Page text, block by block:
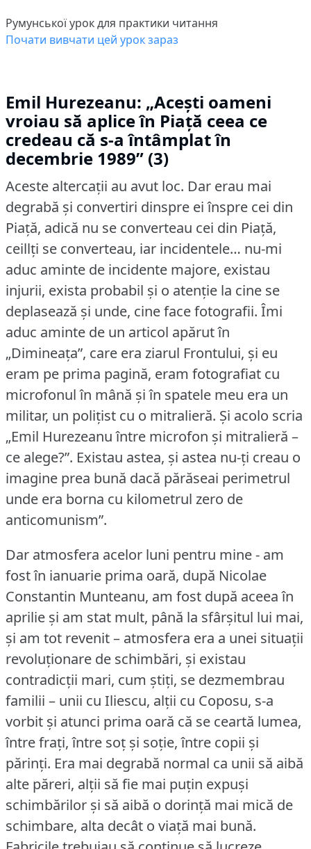
Румунської урок для практики читання
Почати вивчати цей урок зараз
Emil Hurezeanu: „Acești oameni
vroiau să aplice în Piață ceea ce
credeau că s-a întâmplat în
decembrie 1989” (3)
Aceste altercații au avut loc. Dar erau mai
degrabă și convertiri dinspre ei înspre cei din
Piață, adică nu se converteau cei din Piață,
ceillți se converteau, iar incidentele… nu-mi
aduc aminte de incidente majore, existau
injurii, exista probabil și o atenție la cine se
deplasează și unde, cine face fotografii. Îmi
aduc aminte de un articol apărut în
„Dimineața”, care era ziarul Frontului, și eu
eram pe prima pagină, eram fotografiat cu
microfonul în mână și în spatele meu era un
militar, un polițist cu o mitralieră. Și acolo scria
„Emil Hurezeanu între microfon și mitralieră –
ce alege?”. Existau astea, și astea nu-ți creau o
imagine prea bună dacă părăseai perimetrul
unde era borna cu kilometrul zero de
anticomunism”.
Dar atmosfera acelor luni pentru mine - am
fost în ianuarie prima oară, după Nicolae
Constantin Munteanu, am fost după aceea în
aprilie și am stat mult, până la sfârșitul lui mai,
și am tot revenit – atmosfera era a unei situații
revoluționare de schimbări, și existau
contradicții mari, cum știți, se dezmembrau
familii – unii cu Iliescu, alții cu Coposu, s-a
vorbit și atunci prima oară că se ceartă lumea,
între frați, între soț și soție, între copii și
părinți. Era mai degrabă normal ca unii să aibă
alte păreri, alții să fie mai puțin expuși
schimbărilor și să aibă o dorință mai mică de
schimbare, alta decât o viață mai bună.